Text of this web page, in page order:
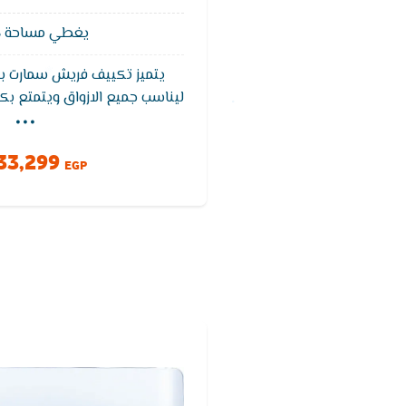
يغطي مساحة 18 متر²
يتميز تكييف فريش
ليناسب جميع الازواق
درجات الحراره ويعمل
الصدا وتتميز الوحده
...
EGP